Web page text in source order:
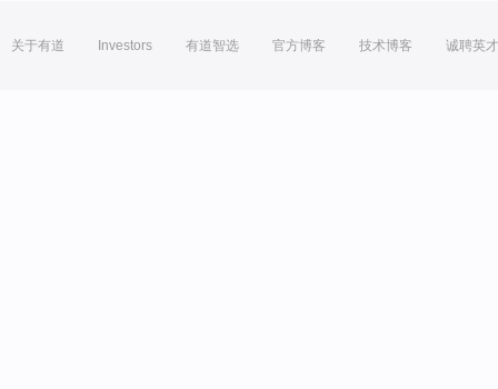
关于有道 Investors 有道智选 官方博客 技术博客 诚聘英才